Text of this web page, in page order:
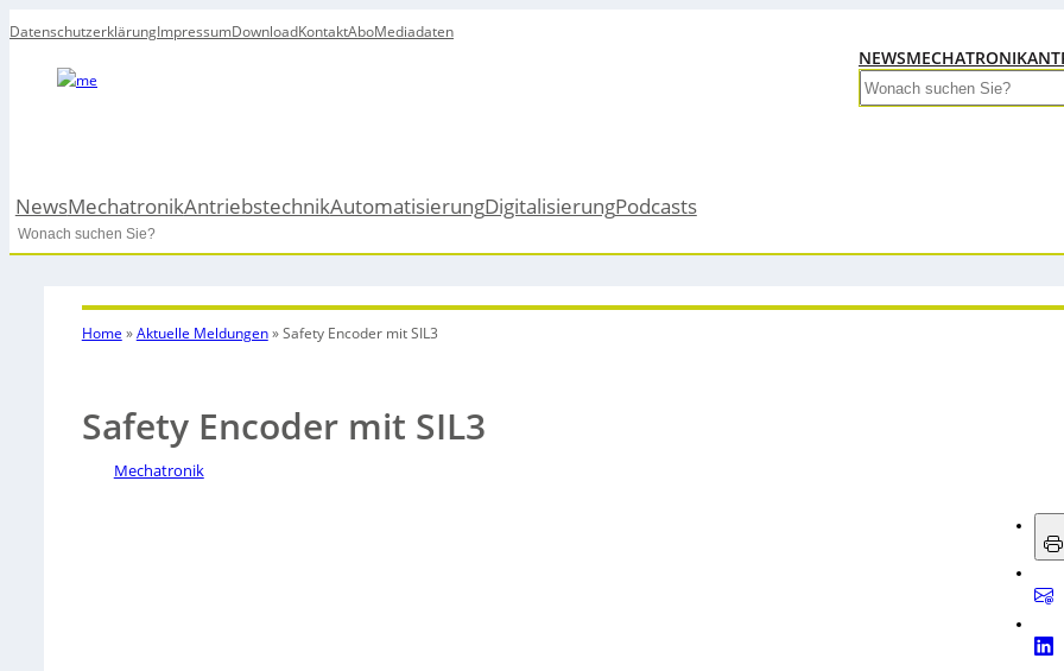
DatenschutzerklärungImpressumDownloadKontaktAboMediadaten
NEWSMECHATRONIK
Search
NewsMechatronikAntriebstechnikAutomatisierungDigitalisierungPodcasts
Search
Home »Aktuelle Meldungen»Safety Encoder mit SIL3
Safety Encoder mit SIL3
Mechatronik